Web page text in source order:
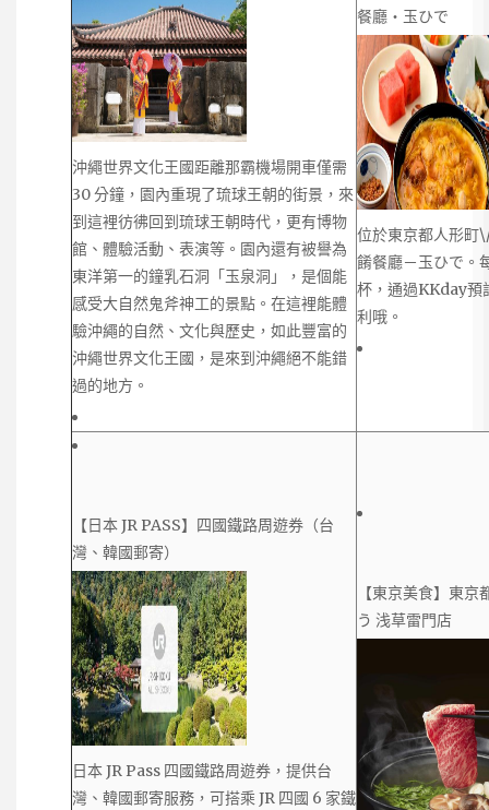
沖繩世界文化王國距離那霸機場開車僅需
30 分鐘，園內重現了琉球王朝的街景，來
到這裡彷彿回到琉球王朝時代，更有博物
館、體驗活動、表演等。園內還有被譽為
東洋第一的鐘乳石洞「玉泉洞」，是個能
感受大自然鬼斧神工的景點。在這裡能體
驗沖繩的自然、文化與歷史，如此豐富的
沖繩世界文化王國，是來到沖繩絕不能錯
過的地方。
餐廳・玉ひで
位於東京都人形町
餚餐廳－玉ひで。
杯，通過KKday預
利哦。
【日本 JR PASS】四國鐵路周遊券（台
灣、韓國郵寄）
日本 JR Pass 四國鐵路周遊券，提供台
灣、韓國郵寄服務，可搭乘 JR 四國 6 家鐵
【東京美食】東
う 浅草雷門店